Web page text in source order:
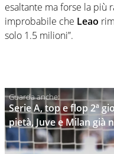
esaltante ma forse la più
improbabile che Leao
solo 1.5 milioni”.
Serie A, top e flop 2ª
pietà, Juve e Milan già